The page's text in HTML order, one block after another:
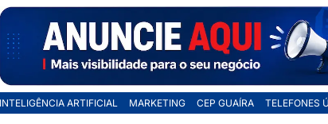
INTELIGÊNCIA ARTIFICIAL MARKETING CEP GUAÍRA TELEFONES